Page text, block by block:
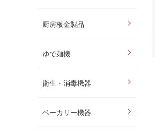
厨房板金製品
ゆで麺機
衛生・消毒機器
ベーカリー機器